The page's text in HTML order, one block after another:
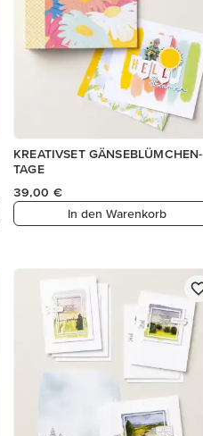
KREATIVSET GÄNSEBLÜMCHEN-
TAGE
39,00 €
In den Warenkorb